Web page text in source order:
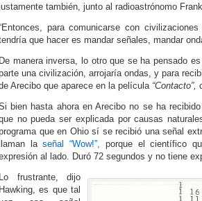
también, junto al radioastrónomo
para comunicarse con
que hacer es mandar señales, mandar
De manera inversa, lo otro que se ha pensado
una civilización, arrojaría ondas, y para
Arecibo que aparece en la película “Contacto”,
bien hasta ahora en Arecibo no se ha
no pueda ser explicada por causas
que en Ohio sí se recibió una señal
llaman laseñal “Wow!”, porque el científico
al lado. Duró 72 segundos y no tiene
Lo frustrante, dijo
Hawking, es que tal